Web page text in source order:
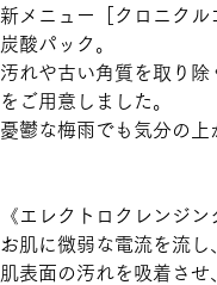
新メニュー［クロニク
炭酸パック。
汚れや古い角質を取り
をご用意しました。
憂鬱な梅雨でも気分の上
《エレクトロクレンジン
お肌に微弱な電流を流し
肌表面の汚れを吸着させ